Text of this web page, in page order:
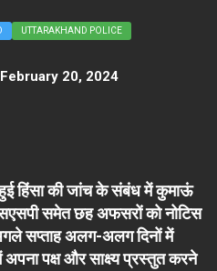
UTTARAKHAND POLICE
February 20, 2024
हिंसा की जांच के संबंध में कुमाऊं
समेत छह अफसरों को नोटिस
सप्ताह अलग-अलग दिनों में
पक्ष और साक्ष्य प्रस्तुत करने